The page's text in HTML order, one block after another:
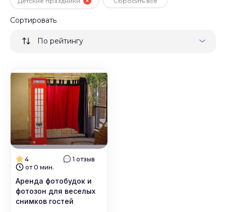
Сортировать
По рейтингу
4
1 отзыв
от 0 мин.
Аренда фотобудок и
фотозон для веселых
снимков гостей